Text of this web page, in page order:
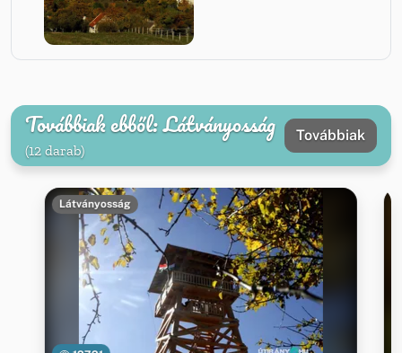
Továbbiak ebből: Látványosság
(12 darab)
Továbbiak
Látványosság